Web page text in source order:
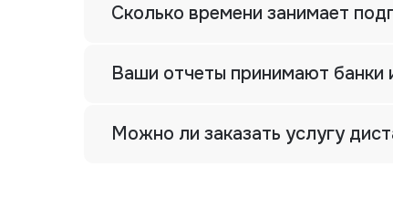
Сколько времени занимает
Ваши отчеты принимают банки
Можно ли заказать услугу